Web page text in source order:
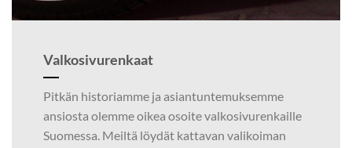
Valkosivurenkaat
Pitkän historiamme ja asiantuntemuksemme
ansiosta olemme oikea osoite valkosivurenkaille
Suomessa. Meiltä löydät kattavan valikoiman